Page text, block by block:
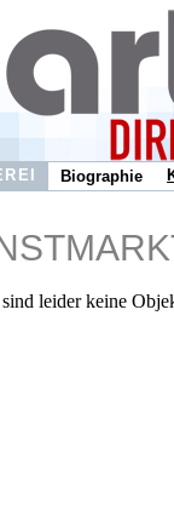
Biographie
leider keine